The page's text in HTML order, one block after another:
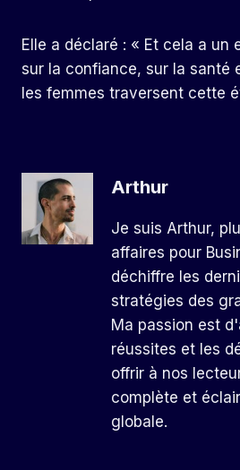
Elle a déclaré : « Et cela a un
sur la confiance, sur la santé
les femmes traversent cette
Arthur
Je suis Arthur,
affaires pour
déchiffre les
stratégies des
Ma passion est
réussites et les
offrir à nos
complète et
globale.